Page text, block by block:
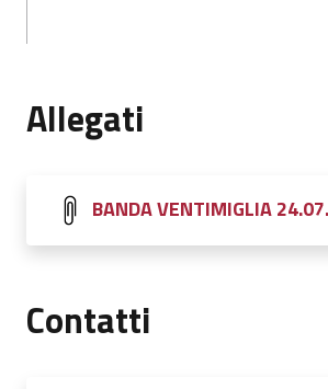
Allegati
BANDA VENTIMIGLIA
Contatti